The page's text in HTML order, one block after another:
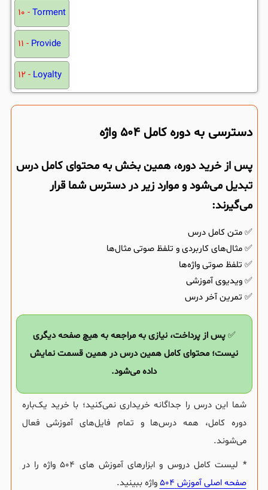
10 -Torment
11 - Provide
12 - Loyalty
دسترسی به دوره کامل 504 واژه
پس از خرید دوره، همین بخش به محتوای کامل درس
تبدیل می‌شود و موارد زیر در دسترس شما قرار
می‌گیرند:
✅ متن کامل درس
✅ مثال‌های کاربردی و تلفظ صوتی مثال‌ها
✅ تلفظ صوتی واژه‌ها
✅ ویدیوی آموزشی
✅ تمرین آخر درس
✅پس از پرداخت، نیازی به مراجعه به هیچ صفحه دیگری
نیست؛ محتوای کامل همین درس در همین قسمت نمایش
داده می‌شود.
شما این درس را جداگانه خریداری نمی‌کنید؛ با خرید یک‌باره
دوره کامل، همه درس‌ها و تمام فایل‌های آموزشی فعال
می‌شوند.
* لیست کامل دروس و ابزارهای آموزش های 504 واژه را در
صفحه اصلی آموزش 504
واژه ببینید.